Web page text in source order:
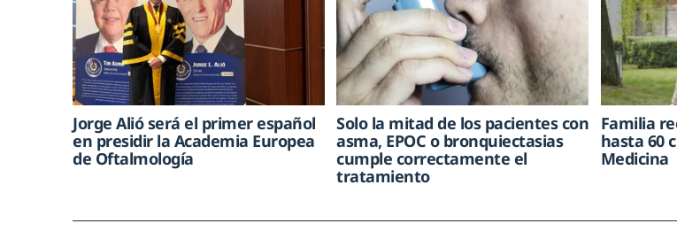
Jorge Alió será el primer español
en presidir la Academia Europea
de Oftalmología
Solo la mitad de los pacientes con
asma, EPOC o bronquiectasias
cumple correctamente el
tratamiento
Familia
hasta 60
Medicina